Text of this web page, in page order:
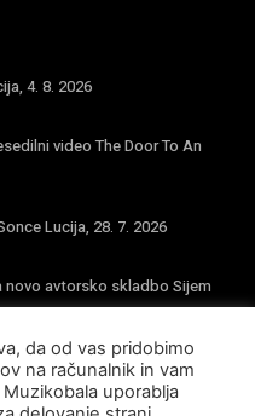
4. 8. 2026
video The Door To An
Lucija, 28. 7. 2026
novo avtorsko skladbo Sijem
da od vas pridobimo
na računalnik in vam
uporablja